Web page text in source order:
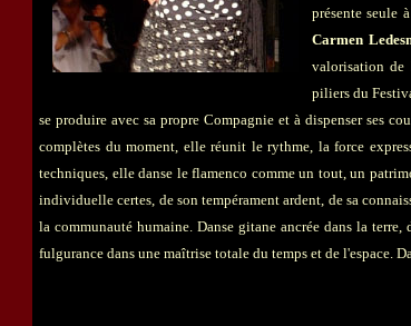
présente seule
Carmen
valorisation de
piliers du
se produire avec sa propre Compagnie et à dispenser ses
complètes du moment, elle réunit le rythme, la force
techniques, elle danse le flamenco comme un tout, un
individuelle certes, de son tempérament ardent, de sa
la communauté humaine. Danse gitane ancrée dans la
fulgurance dans une maîtrise totale du temps et de l'espace.